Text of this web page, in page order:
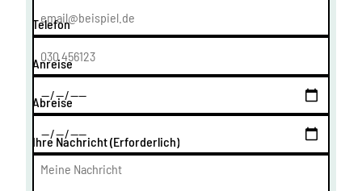
Telefon
Anreise
Abreise
Ihre Nachricht(Erforderlich)